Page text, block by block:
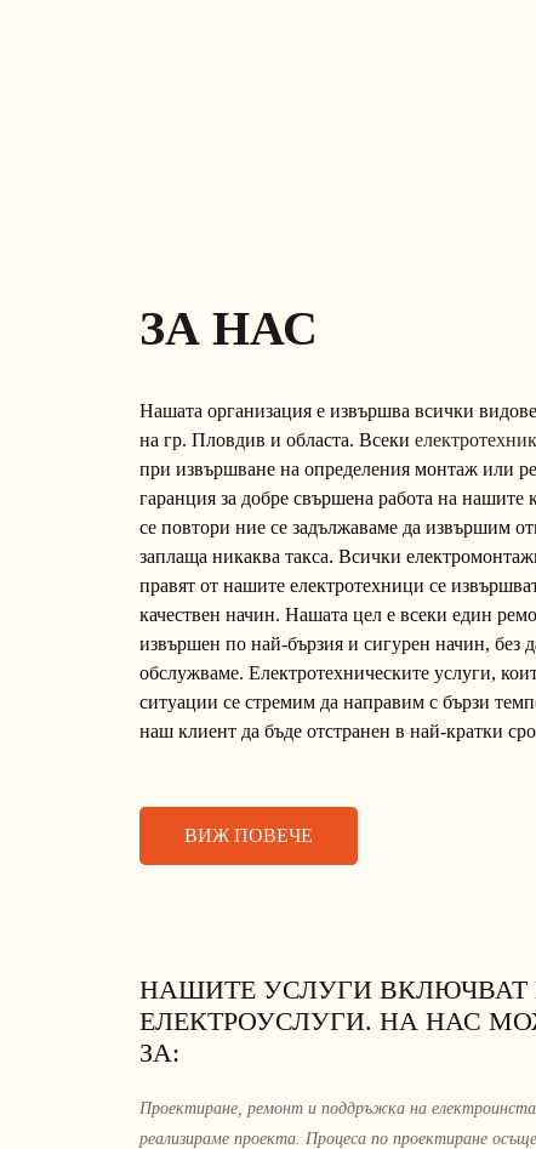
ЗА НАС
Нашата организация е извършва всички
на гр. Пловдив и областа. Всеки електротехник
при извършване на определения монтаж или
гаранция за добре свършена работа на нашите
се повтори ние се задължаваме да извършим
заплаща никаква такса. Всички
правят от нашите електротехници се
качествен начин. Нашата цел е всеки един
извършен по най-бързия и сигурен начин, без
обслужваме. Електротехническите услуги,
ситуации се стремим да направим с бързи
наш клиент да бъде отстранен в най-кратки
ВИЖ ПОВЕЧЕ
НАШИТЕ УСЛУГИ ВКЛЮЧВАТ
ЕЛЕКТРОУСЛУГИ. НА НАС
ЗА:
Проектиране, ремонт и поддръжка на
реализираме проекта. Процеса по проектиране